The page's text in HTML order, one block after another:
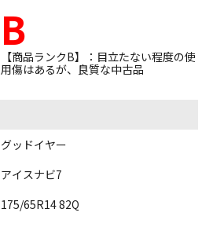
B
【商品ランクB】：目立たない程度の使
用傷はあるが、良質な中古品
グッドイヤー
アイスナビ7
175/65R14 82Q